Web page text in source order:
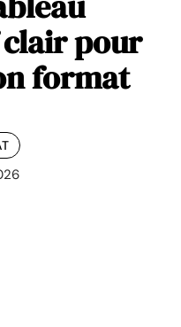
pour
format